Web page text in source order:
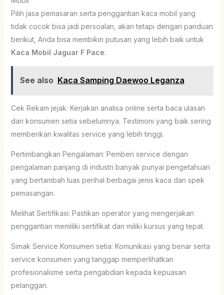
Pilih jasa pemasaran serta penggantian kaca mobil yang
tidak cocok bisa jadi persoalan, akan tetapi dengan panduan
berikut, Anda bisa membikin putusan yang lebih baik untuk
Kaca Mobil Jaguar F Pace:
See also Kaca Samping Daewoo Leganza
Cek Rekam jejak: Kerjakan analisa online serta baca ulasan
dari konsumen setia sebelumnya. Testimoni yang baik sering
memberikan kwalitas service yang lebih tinggi.
Pertimbangkan Pengalaman: Pemberi service dengan
pengalaman panjang di industri banyak punyai pengetahuan
yang bertambah luas perihal berbagai jenis kaca dan spek
pemasangan.
Melihat Sertifikasi: Pastikan operator yang mengerjakan
penggantian memiliki sertifikat dan miliki kursus yang tepat.
Simak Service Konsumen setia: Komunikasi yang benar serta
service konsumen yang tanggap memperlihatkan
profesionalisme serta pengabdian kepada kepuasan
pelanggan.